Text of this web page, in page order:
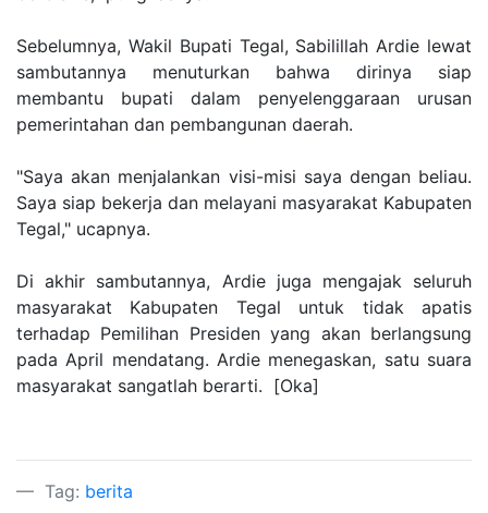
Sebelumnya, Wakil Bupati Tegal, Sabilillah Ardie lewat
sambutannya menuturkan bahwa dirinya siap
membantu bupati dalam penyelenggaraan urusan
pemerintahan dan pembangunan daerah.
"Saya akan menjalankan visi-misi saya dengan beliau.
Saya siap bekerja dan melayani masyarakat Kabupaten
Tegal," ucapnya.
Di akhir sambutannya, Ardie juga mengajak seluruh
masyarakat Kabupaten Tegal untuk tidak apatis
terhadap Pemilihan Presiden yang akan berlangsung
pada April mendatang. Ardie menegaskan, satu suara
masyarakat sangatlah berarti. [Oka]
Tag: berita